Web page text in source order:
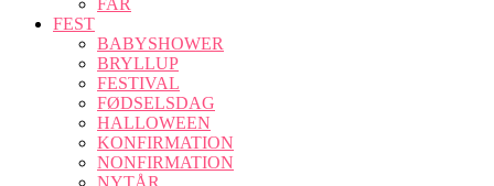
FAR
FEST
BABYSHOWER
BRYLLUP
FESTIVAL
FØDSELSDAG
HALLOWEEN
KONFIRMATION
NONFIRMATION